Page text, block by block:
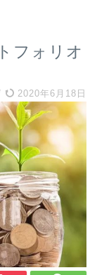
フォリオ
2020年6月18日